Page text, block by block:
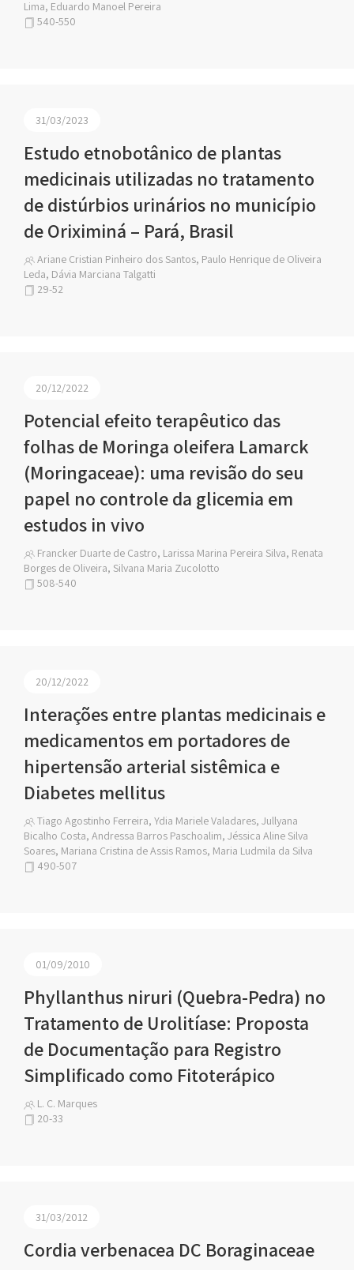
Lima, Eduardo Manoel Pereira
540-550
31/03/2023
Estudo etnobotânico de plantas
medicinais utilizadas no tratamento
de distúrbios urinários no município
de Oriximiná – Pará, Brasil
Ariane Cristian Pinheiro dos Santos, Paulo Henrique de Oliveira
Leda, Dávia Marciana Talgatti
29-52
20/12/2022
Potencial efeito terapêutico das
folhas de Moringa oleifera Lamarck
(Moringaceae): uma revisão do seu
papel no controle da glicemia em
estudos in vivo
Francker Duarte de Castro, Larissa Marina Pereira Silva, Renata
Borges de Oliveira, Silvana Maria Zucolotto
508-540
20/12/2022
Interações entre plantas medicinais e
medicamentos em portadores de
hipertensão arterial sistêmica e
Diabetes mellitus
Tiago Agostinho Ferreira, Ydia Mariele Valadares, Jullyana
Bicalho Costa, Andressa Barros Paschoalim, Jéssica Aline Silva
Soares, Mariana Cristina de Assis Ramos, Maria Ludmila da Silva
490-507
01/09/2010
Phyllanthus niruri (Quebra-Pedra) no
Tratamento de Urolitíase: Proposta
de Documentação para Registro
Simplificado como Fitoterápico
L. C. Marques
20-33
31/03/2012
Cordia verbenacea DC Boraginaceae